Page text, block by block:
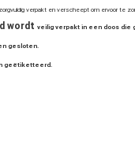
zorgvuldig verpakt en verscheept om ervoor te
wordt veilig verpakt in een doos die
gesloten.
geëtiketteerd.